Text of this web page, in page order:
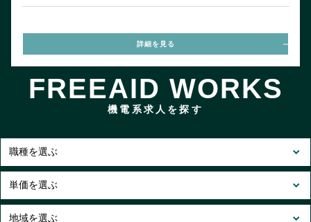
詳細を見る
FREEAID WORKS
機電系求人を探す